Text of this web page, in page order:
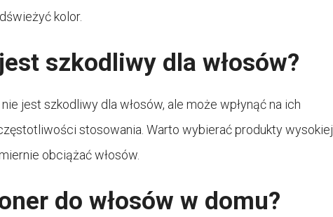
kolor.
szkodliwy dla włosów?
jest szkodliwy dla włosów, ale może wpłynąć na ich
stosowania. Warto wybierać produkty wysokiej
obciążać włosów.
do włosów w domu?